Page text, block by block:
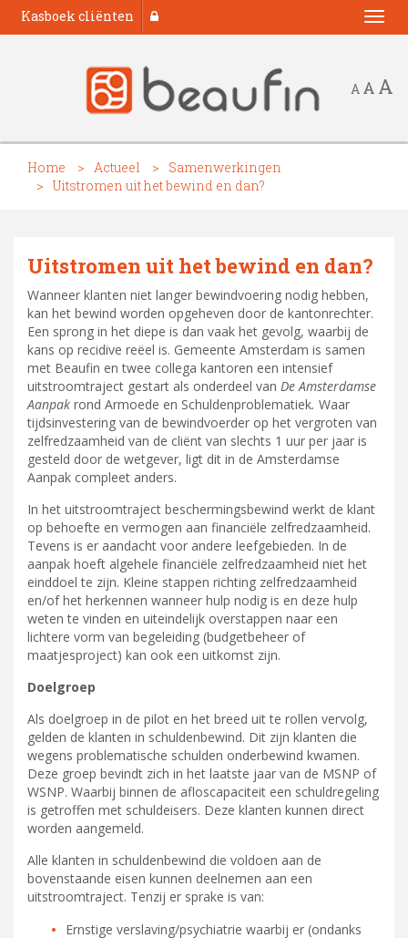
Kasboek cliënten
A A A
Home Actueel
Samenwerkingen
Uitstromen uit het bewind en dan?
Uitstromen uit het bewind en dan?
Wanneer klanten niet langer bewindvoering nodig hebben,
kan het bewind worden opgeheven door de kantonrechter.
Een sprong in het diepe is dan vaak het gevolg, waarbij de
kans op recidive reëel is. Gemeente Amsterdam is samen
met Beaufin en twee collega kantoren een intensief
uitstroomtraject gestart als onderdeel van De Amsterdamse
Aanpak rond Armoede en Schuldenproblematiek. Waar
tijdsinvestering van de bewindvoerder op het vergroten van
zelfredzaamheid van de cliënt van slechts 1 uur per jaar is
gesteld door de wetgever, ligt dit in de Amsterdamse
Aanpak compleet anders.
In het uitstroomtraject beschermingsbewind werkt de klant
op behoefte en vermogen aan financiële zelfredzaamheid.
Tevens is er aandacht voor andere leefgebieden. In de
aanpak hoeft algehele financiële zelfredzaamheid niet het
einddoel te zijn. Kleine stappen richting zelfredzaamheid
en/of het herkennen wanneer hulp nodig is en deze hulp
weten te vinden en uiteindelijk overstappen naar een
lichtere vorm van begeleiding (budgetbeheer of
maatjesproject) kan ook een uitkomst zijn.
Doelgroep
Als doelgroep in de pilot en het breed uit te rollen vervolg,
gelden de klanten in schuldenbewind. Dit zijn klanten die
wegens problematische schulden onderbewind kwamen.
Deze groep bevindt zich in het laatste jaar van de MSNP of
WSNP. Waarbij binnen de afloscapaciteit een schuldregeling
is getroffen met schuldeisers. Deze klanten kunnen direct
worden aangemeld.
Alle klanten in schuldenbewind die voldoen aan de
bovenstaande eisen kunnen deelnemen aan een
uitstroomtraject. Tenzij er sprake is van:
Ernstige verslaving/psychiatrie waarbij er (ondanks